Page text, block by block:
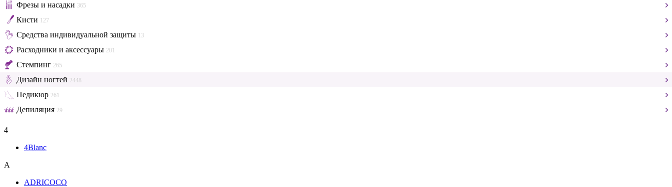
Фрезы и насадки 365
Кисти 127
Средства индивидуальной защиты 13
Расходники и аксессуары 201
Стемпинг 265
Дизайн ногтей 2448
Педикюр 261
Депиляция 29
4
4Blanc
A
ADRICOCO